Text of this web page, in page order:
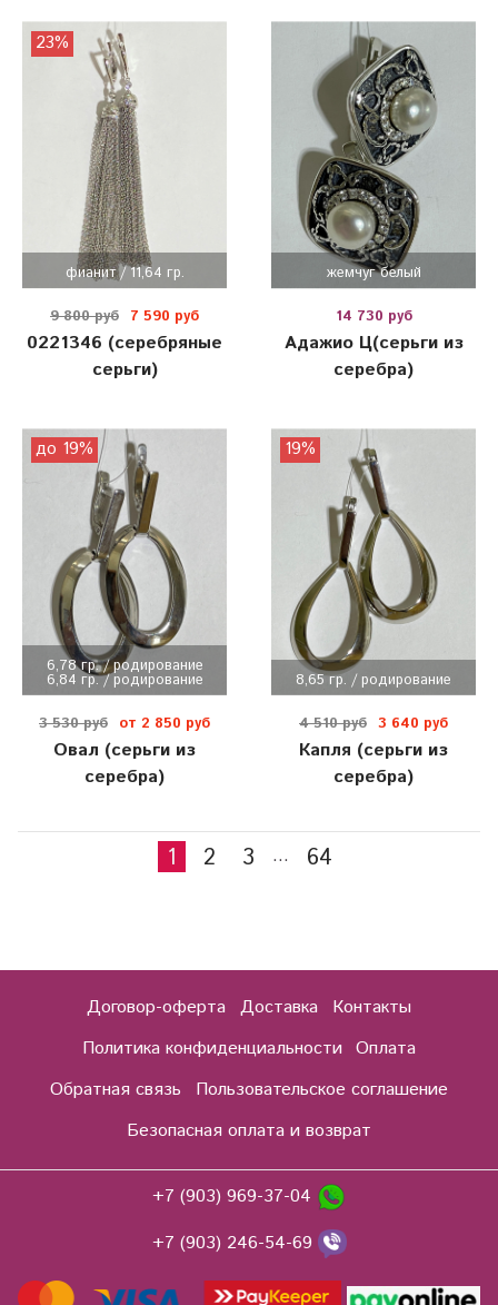
фианит / 11,64 гр.
23%
9 800 руб 7 590 руб
0221346 (серебряные
серьги)
жемчуг белый
14 730 руб
Адажио Ц(серьги из
серебра)
6,78 гр. / родирование
6,84 гр. / родирование
до 19%
3 530 руб от 2 850 руб
Овал (серьги из
серебра)
8,65 гр. / родирование
19%
4 510 руб 3 640 руб
Капля (серьги из
серебра)
1 2 3 … 64
Договор-оферта Доставка
Контакты
Политика конфиденциальности Оплата
Обратная связь
Пользовательское соглашение
Безопасная оплата и возврат
+7 (903) 969-37-04
+7 (903) 246-54-69